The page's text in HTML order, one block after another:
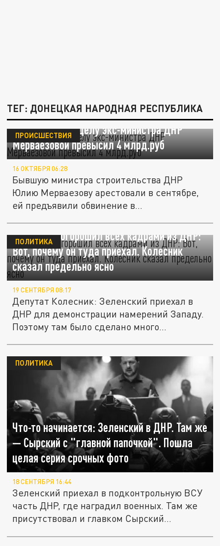
ТЕГ: ДОНЕЦКАЯ НАРОДНАЯ РЕСПУБЛИКА
РИА: ущерб по делу экс-министра ДНР
Мерваезовой превысил 4 млрд.руб
ПРОИСШЕСТВИЯ
16 ОКТЯБРЯ 06:28
Бывшую министра строительства ДНР
Юлию Мерваезову арестовали в сентябре,
ей предъявили обвинение в...
Зеленский огорошил всех кадрами из ДНР:
Вот, почему он туда приехал. Колесник
сказал предельно ясно
ПОЛИТИКА
19 СЕНТЯБРЯ 08:17
Депутат Колесник: Зеленский приехал в
ДНР для демонстрации намерений Западу.
Поэтому там было сделано много...
Что-то начинается: Зеленский в ДНР. Там же
— Сырский с "главной папочкой". Пошла
целая серия срочных фото
ПОЛИТИКА
18 СЕНТЯБРЯ 16:44
Зеленский приехал в подконтрольную ВСУ
часть ДНР, где наградил военных. Там же
присутствовал и главком Сырский...